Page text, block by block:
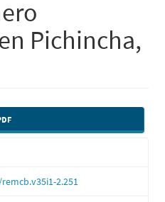
Pichincha,
2.251